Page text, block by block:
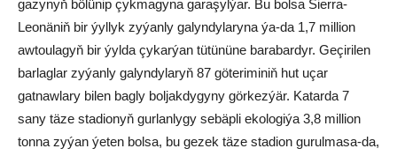
gazynyň bölünip çykmagyna garaşylýar. Bu bolsa Sierra-
Leonäniň bir ýyllyk zyýanly galyndylaryna ýa-da 1,7 million
awtoulagyň bir ýylda çykarýan tütününe barabardyr. Geçirilen
barlaglar zyýanly galyndylaryň 87 göteriminiň hut uçar
gatnawlary bilen bagly boljakdygyny görkezýär. Katarda 7
sany täze stadionyň gurlanlygy sebäpli ekologiýa 3,8 million
tonna zyýan ýeten bolsa, bu gezek täze stadion gurulmasa-da,